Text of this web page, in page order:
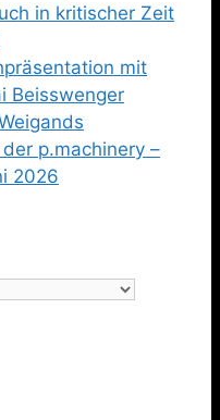
in kritischer Zeit
mit
Beisswenger
p.machinery –
2026